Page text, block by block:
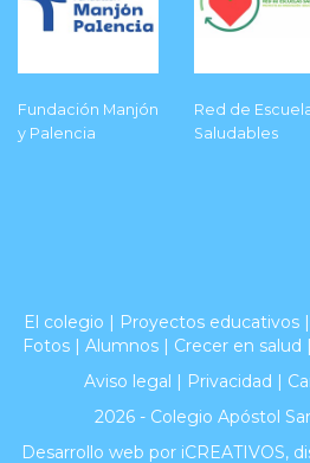
Fundación Manjón
y Palencia
Red de
Saludables
El colegio | Proyectos educativos |
Fotos | Alumnos | Crecer en salud |
Aviso legal | Privacidad |
2026 - Colegio Apóstol
Desarrollo web por iCREATIVOS,